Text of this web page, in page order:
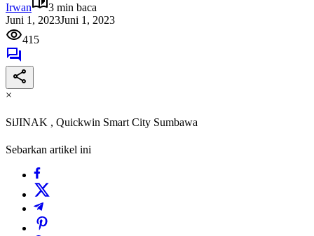
Irwan
3 min baca
Juni 1, 2023Juni 1, 2023
415
×
SiJINAK , Quickwin Smart City Sumbawa
Sebarkan artikel ini